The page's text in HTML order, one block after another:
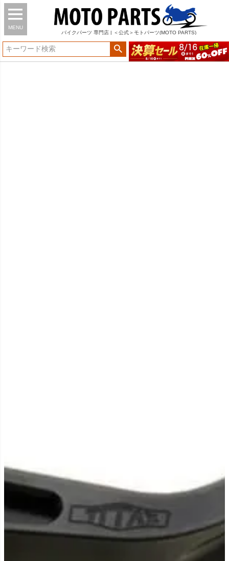
MENU
バイク パーツ 専門店 | ＜公式＞モトパーツ(MOTO PARTS)